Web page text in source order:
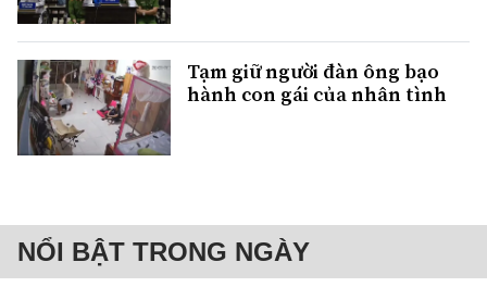
Tạm giữ người đàn ông bạo
hành con gái của nhân tình
NỔI BẬT TRONG NGÀY